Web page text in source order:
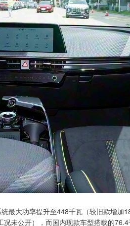
最大功率提升至448千瓦（较旧款增加
未公开），而国内现款车型搭载的